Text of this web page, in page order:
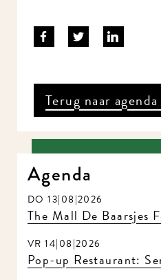
Terug naar
Agenda
DO 13|08|2026
The Mall De Baarsjes
VR 14|08|2026
Pop-up Restaurant: